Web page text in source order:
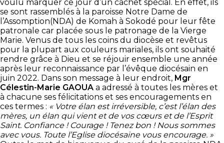
voulu marquer ce jour d’un cachet spécial. En effet, ils
se sont rassemblés à la paroisse Notre Dame de
l’Assomption(NDA) de Komah à Sokodé pour leur fête
patronale car placée sous le patronage de la Vierge
Marie. Venus de tous les coins du diocèse et revêtus
pour la plupart aux couleurs mariales, ils ont souhaité
rendre grâce à Dieu et se réjouir ensemble une année
après leur reconnaissance par l’évêque diocésain en
juin 2022. Dans son message à leur endroit, Mgr
Célestin-Marie GAOUA a adressé à toutes les mères et
à chacune ses félicitations et ses encouragements en
ces termes : « Votre élan est irréversible, c’est l’élan des
mères, un élan qui vient et de vos cœurs et de l’Esprit
Saint. Confiance ! Courage ! Tenez bon ! Nous sommes
avec vous. Toute l’Eglise diocésaine vous encourage. »